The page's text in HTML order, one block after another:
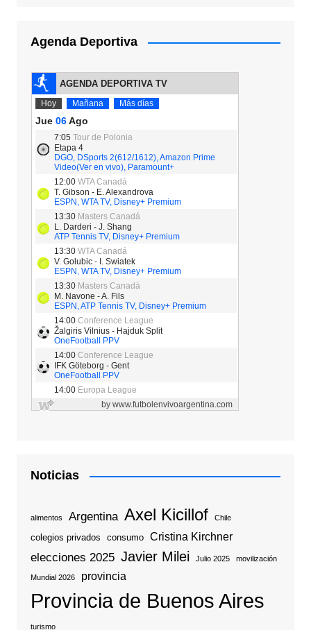
Agenda Deportiva
Noticias
alimentos Argentina Axel Kicillof Chile
colegios privados consumo Cristina Kirchner
elecciones 2025 Javier Milei Julio 2025 movilización
Mundial 2026 provincia
Provincia de Buenos Aires
turismo